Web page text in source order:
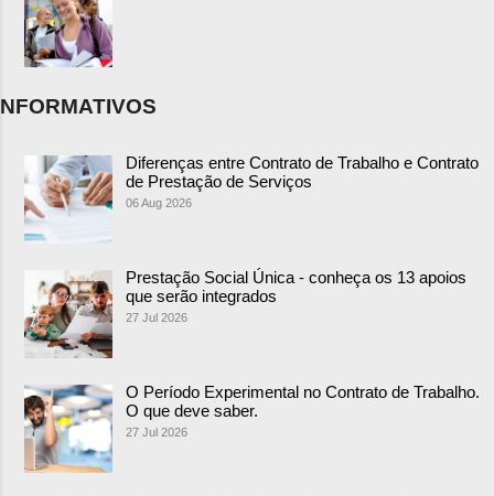
NFORMATIVOS
Diferenças entre Contrato de Trabalho e Contrato
de Prestação de Serviços
06 Aug 2026
Prestação Social Única - conheça os 13 apoios
que serão integrados
27 Jul 2026
O Período Experimental no Contrato de Trabalho.
O que deve saber.
27 Jul 2026